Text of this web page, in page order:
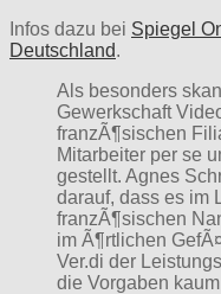
Infos dazu bei Spiegel
Deutschland.
Als besonders
Gewerkschaft
franzÃ¶sischen
Mitarbeiter per se
gestellt. Agnes
darauf, dass es im
franzÃ¶sischen
im Ã¶rtlichen
Ver.di der
die Vorgaben